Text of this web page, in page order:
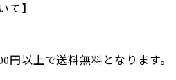
て】
円以上で送料無料となります。